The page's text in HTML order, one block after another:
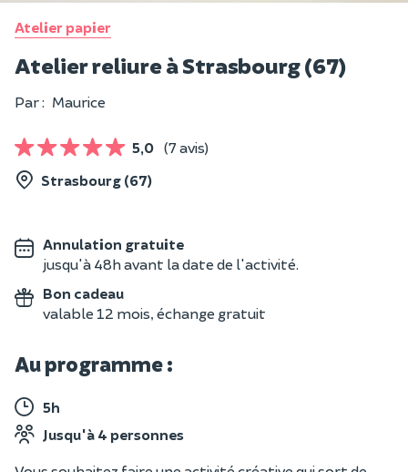
Atelier papier
Atelier reliure à Strasbourg (67)
Par : Maurice
5,0 (7 avis)
Strasbourg (67)
Annulation gratuite
jusqu'à 48h avant la date de l'activité.
Bon cadeau
valable 12 mois, échange gratuit
Au programme :
5h
Jusqu'à 4 personnes